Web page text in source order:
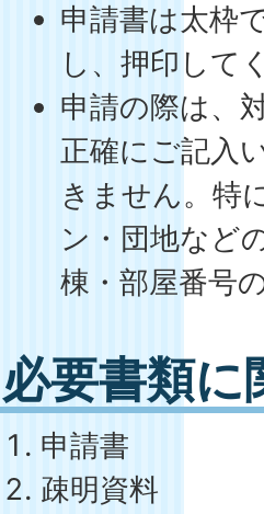
申請書は太枠
し、押印して
申請の際は、
正確にご記入
きません。特
ン・団地など
棟・部屋番号
必要書類に
申請書
疎明資料